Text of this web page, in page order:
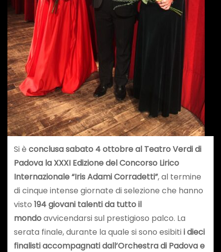
Si è conclusa sabato 4 ottobre al Teatro Verdi di
Padova la XXXI Edizione del Concorso Lirico
Internazionale “Iris Adami Corradetti”, al termine
di cinque intense giornate di selezione che hanno
visto 194 giovani talenti da tuttoil
mondoavvicendarsi sul prestigioso palco. La
serata finale, durante la quale si sono esibitii dieci
finalisti accompagnati dall’Orchestra di Padova e